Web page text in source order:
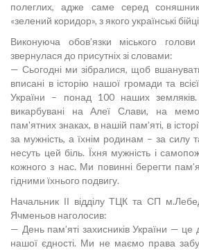
полеглих, адже саме серед
«зелений коридор», з якого українські
Виконуюча обов’язки міського
звернулася до присутніх зі словами:
— Сьогодні ми зібралися, щоб
вписані в історію нашої громади та
України – понад 100 наших земляків.
викарбувані на Алеї Слави, на
пам'ятних знаках, в нашій пам’яті, в
за мужність, а їхнім родинам – за силу
несуть цей біль. Їхня мужність і
кожного з нас. Ми повинні берегти
гідними їхнього подвигу.
Начальник ІІ відділу ТЦК та СП
Ячменьов наголосив:
— День пам’яті захисників України —
нашої єдності. Ми не маємо права